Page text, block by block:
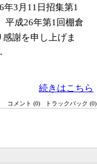
年3月 11 日招集第1
平成26年第1 回棚倉
謝を申し上げま
続きはこちら
コメント (0) トラックバック (0)